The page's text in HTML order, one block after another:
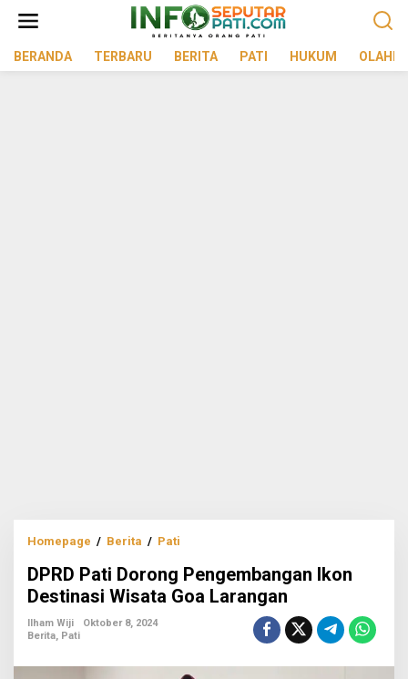
BERANDA
TERBARU BERITA PATI HUKUM
Homepage / Berita / Pati
Dorong
Pengembangan
Ikon
Larangan
DPRD Pati Dorong Pengembangan Ikon
Destinasi Wisata Goa Larangan
Ilham Wiji
Oktober 8, 2024
Berita, Pati